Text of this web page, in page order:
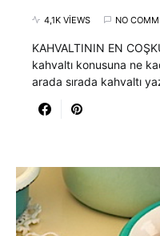
4,1K VIEWS NO
KAHVALTININ EN
kahvaltı konusuna ne
arada sırada kahvaltı